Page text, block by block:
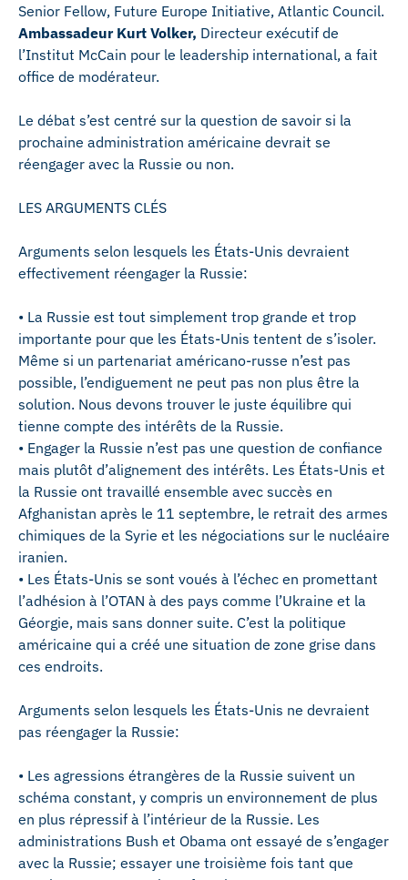
Senior Fellow, Future Europe Initiative, Atlantic Council.
Ambassadeur Kurt Volker, Directeur exécutif de
l’Institut McCain pour le leadership international, a fait
office de modérateur.
Le débat s’est centré sur la question de savoir si la
prochaine administration américaine devrait se
réengager avec la Russie ou non.
LES ARGUMENTS CLÉS
Arguments selon lesquels les États-Unis devraient
effectivement réengager la Russie:
• La Russie est tout simplement trop grande et trop
importante pour que les États-Unis tentent de s’isoler.
Même si un partenariat américano-russe n’est pas
possible, l’endiguement ne peut pas non plus être la
solution. Nous devons trouver le juste équilibre qui
tienne compte des intérêts de la Russie.
• Engager la Russie n’est pas une question de confiance
mais plutôt d’alignement des intérêts. Les États-Unis et
la Russie ont travaillé ensemble avec succès en
Afghanistan après le 11 septembre, le retrait des armes
chimiques de la Syrie et les négociations sur le nucléaire
iranien.
• Les États-Unis se sont voués à l’échec en promettant
l’adhésion à l’OTAN à des pays comme l’Ukraine et la
Géorgie, mais sans donner suite. C’est la politique
américaine qui a créé une situation de zone grise dans
ces endroits.
Arguments selon lesquels les États-Unis ne devraient
pas réengager la Russie:
• Les agressions étrangères de la Russie suivent un
schéma constant, y compris un environnement de plus
en plus répressif à l’intérieur de la Russie. Les
administrations Bush et Obama ont essayé de s’engager
avec la Russie; essayer une troisième fois tant que